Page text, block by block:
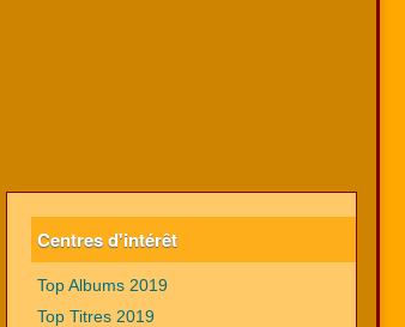
Centres d'intérêt
Top Albums 2019
Top Titres 2019